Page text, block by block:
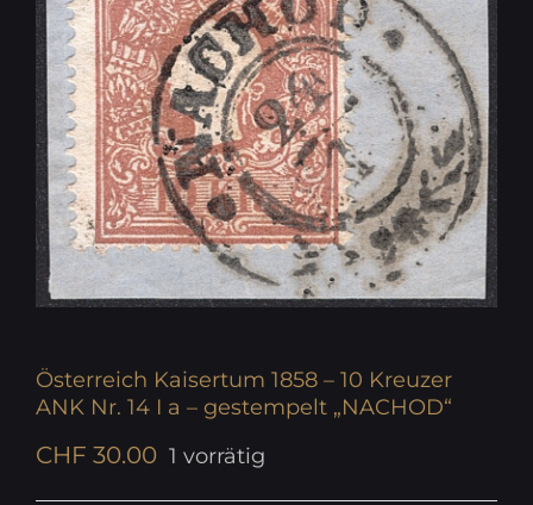
Österreich Kaisertum 1858 – 10 Kreuzer
ANK Nr. 14 I a – gestempelt „NACHOD“
CHF 30.00 1 vorrätig